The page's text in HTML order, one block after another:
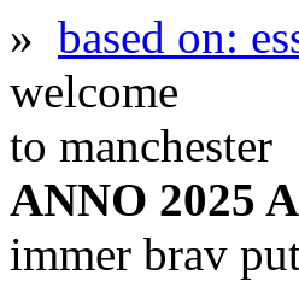
» based on:
welcome
to manchester
ANNO 2025
immer brav